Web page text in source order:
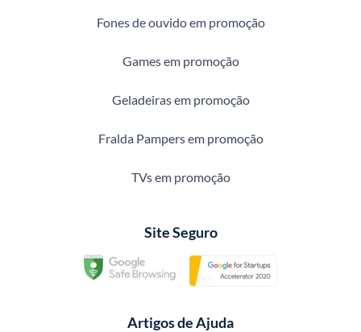
Fones de ouvido em promoção
Games em promoção
Geladeiras em promoção
Fralda Pampers em promoção
TVs em promoção
Site Seguro
Artigos de Ajuda